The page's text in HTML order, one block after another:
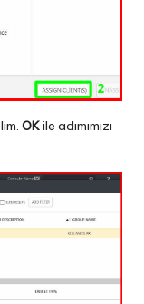
OKile adımımızı